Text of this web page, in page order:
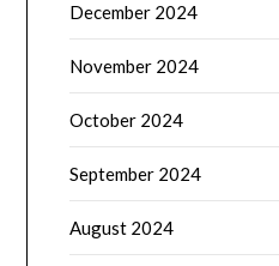
December 2024
November 2024
October 2024
September 2024
August 2024